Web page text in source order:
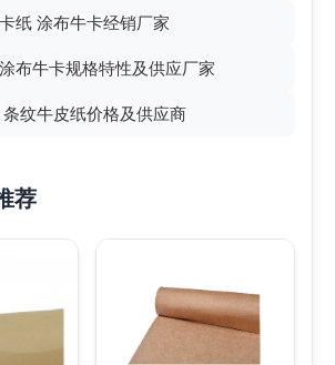
纸 涂布牛卡经销厂家
布牛卡规格特性及供应厂家
纹牛皮纸价格及供应商
荐